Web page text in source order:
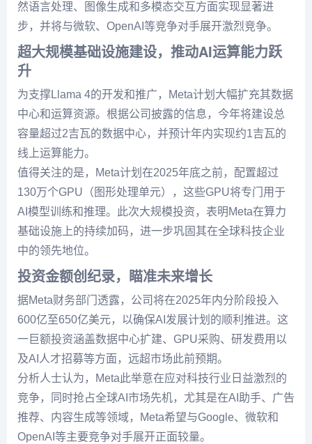
然语言处理、图像生成和多模态交互方面实现显著进
步，并将与微软、OpenAI等竞争对手展开激烈竞争。
超大规模基础设施建设，推动AI运算能力跃
升
为支撑Llama 4的开发和推广，Meta计划大幅扩充其数据
中心和运算资源。根据公司披露的信息，今年将建设总
容量超过2吉瓦的数据中心，并预计年内实现约1吉瓦的
线上运算能力。
值得关注的是，Meta计划在2025年底之前，配置超过
130万个GPU（图形处理单元），这些GPU将专门用于
AI模型训练和推理。此次大规模投资，表明Meta在算力
基础设施上的持续加码，进一步巩固其在全球科技企业
中的领先地位。
投资金额创纪录，瞄准未来增长
据Meta财务部门透露，公司将在2025年内分阶段投入
600亿至650亿美元，以确保AI发展计划的顺利推进。这
一巨额投资涵盖数据中心扩建、GPU采购、研发费用以
及AI人才招募等方面，远超市场此前预期。
分析人士认为，Meta此举意在应对科技行业日益激烈的
竞争，同时抢占全球AI市场先机，尤其是在AI助手、广告
推荐、内容生成等领域，Meta希望与Google、微软和
OpenAI等主要竞争对手展开正面较量。